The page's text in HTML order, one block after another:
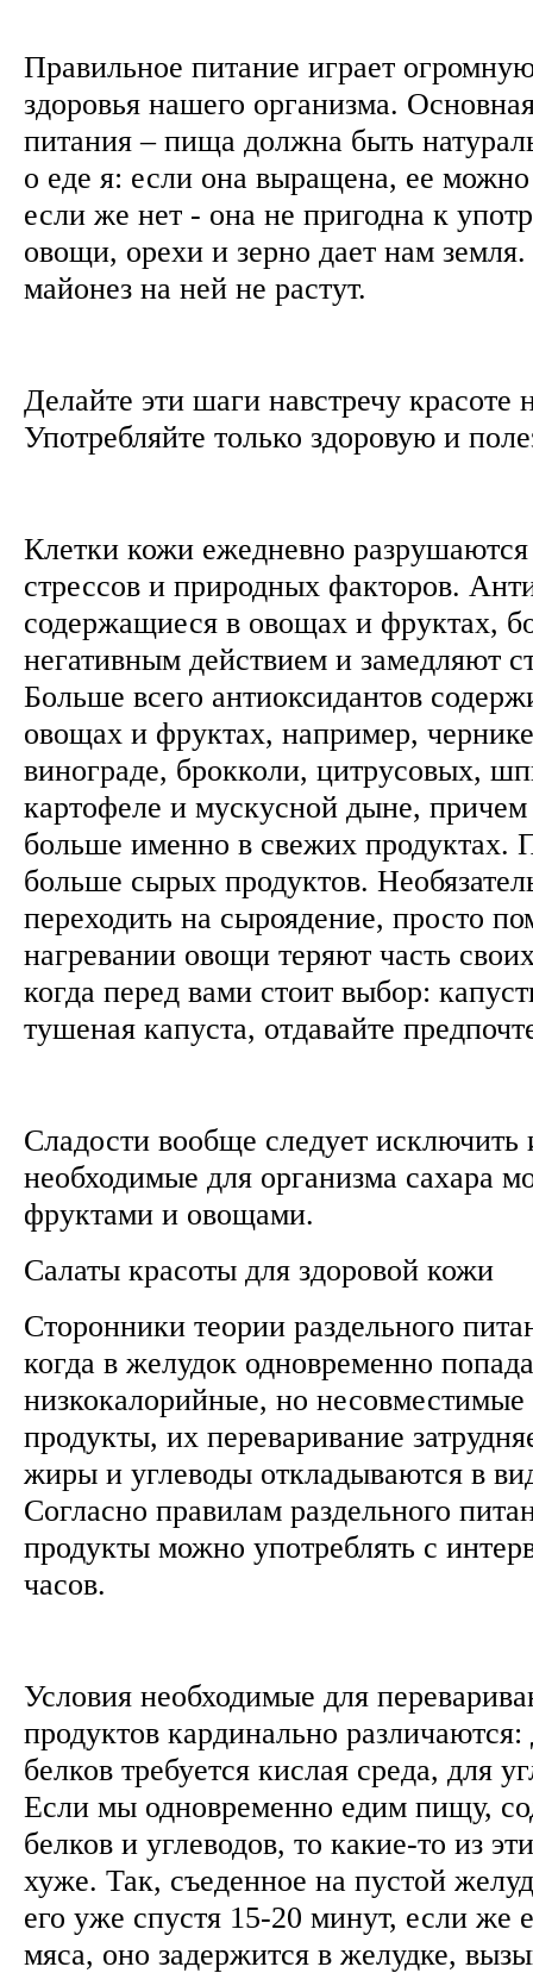
Правильное питание играет
здоровья нашего организма.
питания – пища должна быть
о еде я: если она выращена, ее
если же нет - она не пригодна к
овощи, орехи и зерно дает нам
майонез на ней не растут.
Делайте эти шаги навстречу красоте
Употребляйте только здоровую и
Клетки кожи ежедневно
стрессов и природных факторов.
содержащиеся в овощах и фруктах,
негативным действием и замедляют
Больше всего антиоксидантов
овощах и фруктах, например,
винограде, брокколи, цитрусовых,
картофеле и мускусной дыне,
больше именно в свежих продуктах.
больше сырых продуктов.
переходить на сыроядение, просто
нагревании овощи теряют часть
когда перед вами стоит выбор:
тушеная капуста, отдавайте
Сладости вообще следует исключить
необходимые для организма сахара
фруктами и овощами.
Салаты красоты для здоровой кожи
Сторонники теории раздельного
когда в желудок одновременно
низкокалорийные, но несовместимые
продукты, их переваривание
жиры и углеводы откладываются в
Согласно правилам раздельного
продукты можно употреблять с
часов.
Условия необходимые для
продуктов кардинально
белков требуется кислая среда, для
Если мы одновременно едим пищу,
белков и углеводов, то какие-то из
хуже. Так, съеденное на пустой
его уже спустя 15-20 минут, если же
мяса, оно задержится в желудке,